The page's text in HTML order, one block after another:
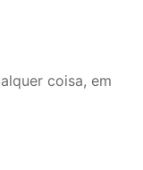
coisa, em